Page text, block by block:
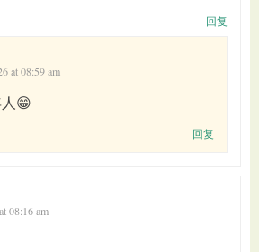
回复
at 08:59 am
😁
回复
08:16 am